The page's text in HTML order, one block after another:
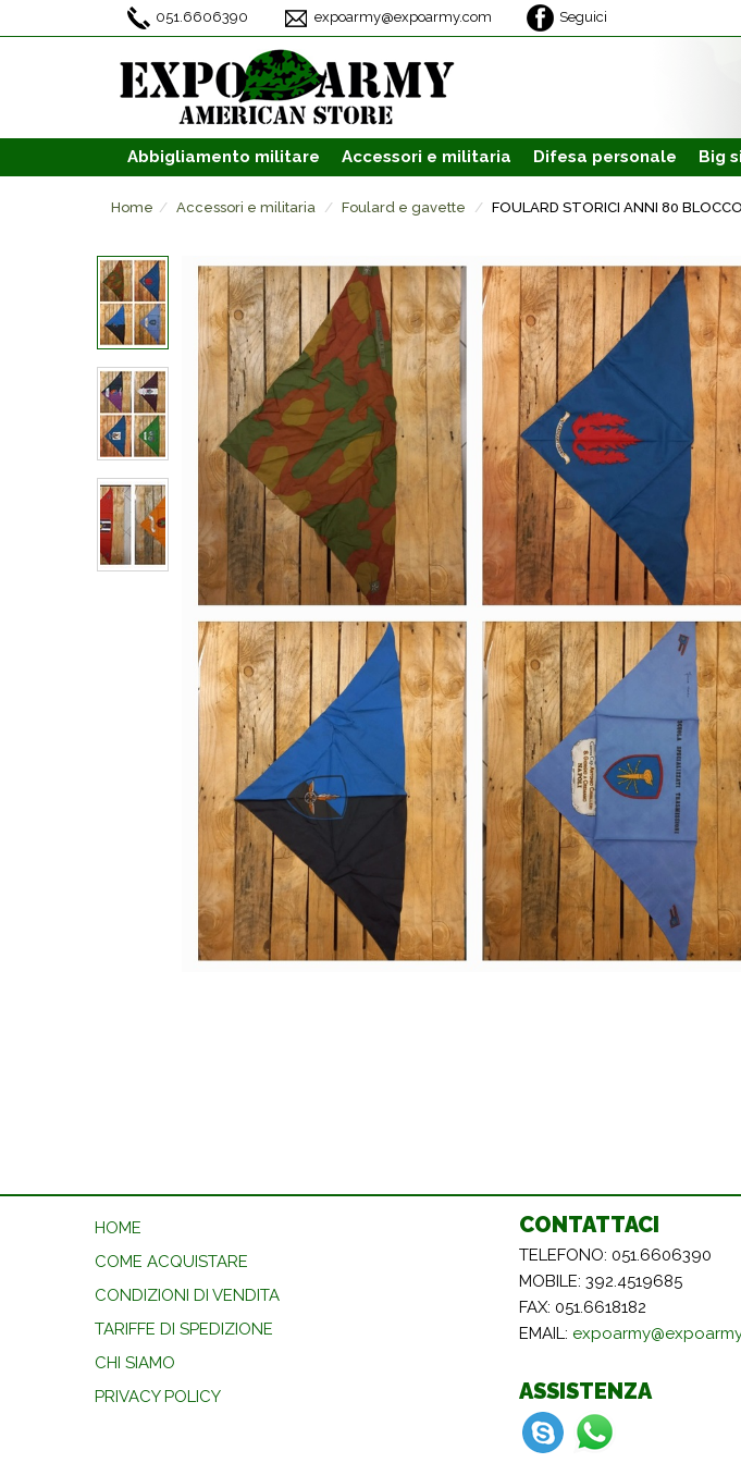
051.6606390 expoarmy@expoarmy.com Seguici
Abbigliamento militare Accessori e militaria Difesa personale Big
Home Accessori e militaria Foulard e gavette FOULARD STORICI ANNI 80
HOME
COME ACQUISTARE
CONDIZIONI DI VENDITA
TARIFFE DI SPEDIZIONE
CHI SIAMO
PRIVACY POLICY
CONTATTACI
TELEFONO: 051.6606390
MOBILE: 392.4519685
FAX: 051.6618182
EMAIL:
ASSISTENZA